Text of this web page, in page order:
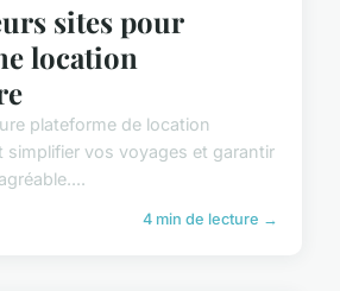
sites pour
location
plateforme de location
simplifier vos voyages et garantir
4 min de lecture →